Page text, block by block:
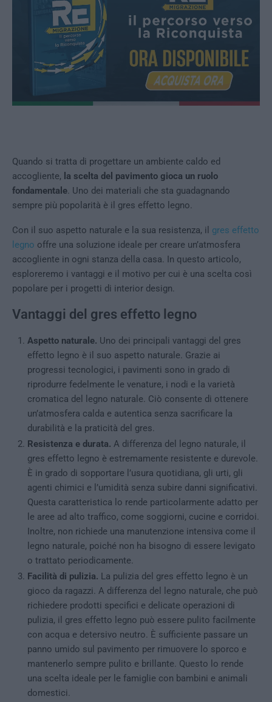
Quando si tratta di progettare un ambiente caldo ed
accogliente, la scelta del pavimento gioca un ruolo
fondamentale. Uno dei materiali che sta guadagnando
sempre più popolarità è il gres effetto legno.
Con il suo aspetto naturale e la sua resistenza, il gres effetto
legno offre una soluzione ideale per creare un’atmosfera
accogliente in ogni stanza della casa. In questo articolo,
esploreremo i vantaggi e il motivo per cui è una scelta così
popolare per i progetti di interior design.
Vantaggi del gres effetto legno
Aspetto naturale. Uno dei principali vantaggi del gres
effetto legno è il suo aspetto naturale. Grazie ai
progressi tecnologici, i pavimenti sono in grado di
riprodurre fedelmente le venature, i nodi e la varietà
cromatica del legno naturale. Ciò consente di ottenere
un’atmosfera calda e autentica senza sacrificare la
durabilità e la praticità del gres.
Resistenza e durata. A differenza del legno naturale, il
gres effetto legno è estremamente resistente e durevole.
È in grado di sopportare l’usura quotidiana, gli urti, gli
agenti chimici e l’umidità senza subire danni significativi.
Questa caratteristica lo rende particolarmente adatto per
le aree ad alto traffico, come soggiorni, cucine e corridoi.
Inoltre, non richiede una manutenzione intensiva come il
legno naturale, poiché non ha bisogno di essere levigato
o trattato periodicamente.
Facilità di pulizia. La pulizia del gres effetto legno è un
gioco da ragazzi. A differenza del legno naturale, che può
richiedere prodotti specifici e delicate operazioni di
pulizia, il gres effetto legno può essere pulito facilmente
con acqua e detersivo neutro. È sufficiente passare un
panno umido sul pavimento per rimuovere lo sporco e
mantenerlo sempre pulito e brillante. Questo lo rende
una scelta ideale per le famiglie con bambini e animali
domestici.